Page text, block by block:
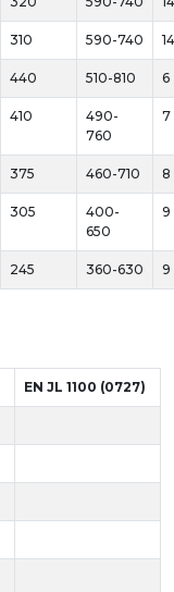
310 590-740 14
440 510-810 6
410
490-
760
7
375 460-710 8
305
400-
650
9
245 360-630 9
EN JL 1100 (0727)